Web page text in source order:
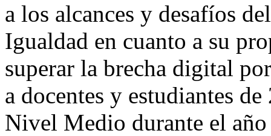
a los alcances y desafíos
Igualdad en cuanto a su
superar la brecha digital
a docentes y estudiantes
Nivel Medio durante el